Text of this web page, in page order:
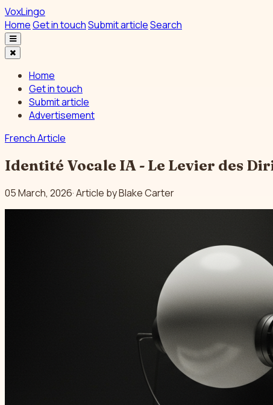
VoxLingo
HomeGet in touchSubmit articleSearch
Home
Get in touch
Submit article
Advertisement
French Article
Identité Vocale IA - Le Levier des
05 March, 2026· Article byBlake Carter